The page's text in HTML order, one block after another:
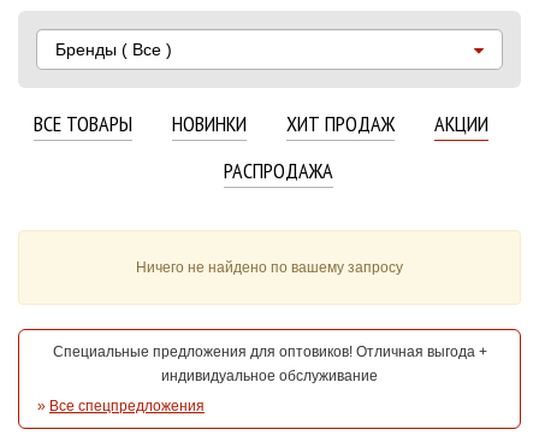
Бренды ( Все )
ВСЕ ТОВАРЫ НОВИНКИ ХИТ ПРОДАЖ
АКЦИИ
РАСПРОДАЖА
Ничего не найдено по вашему запросу
Специальные предложения для оптовиков! Отличная выгода +
индивидуальное обслуживание
» Все спецпредложения